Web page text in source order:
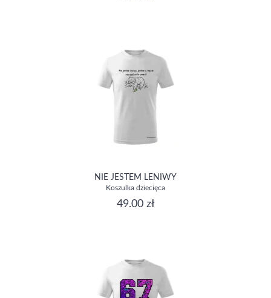
NIE JESTEM LENIWY
Koszulka dziecięca
49.00 zł